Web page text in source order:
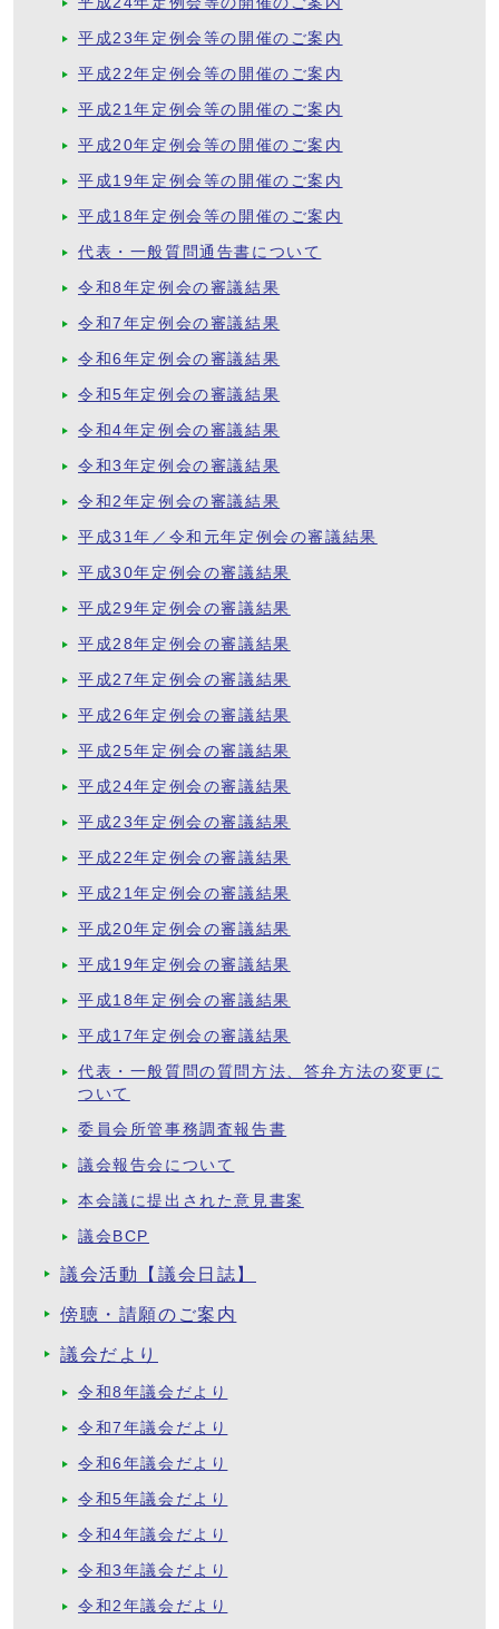
平成23年定例会等の開催のご案内
平成22年定例会等の開催のご案内
平成21年定例会等の開催のご案内
平成20年定例会等の開催のご案内
平成19年定例会等の開催のご案内
平成18年定例会等の開催のご案内
代表・一般質問通告書について
令和8年定例会の審議結果
令和7年定例会の審議結果
令和6年定例会の審議結果
令和5年定例会の審議結果
令和4年定例会の審議結果
令和3年定例会の審議結果
令和2年定例会の審議結果
平成31年／令和元年定例会の審議結果
平成30年定例会の審議結果
平成29年定例会の審議結果
平成28年定例会の審議結果
平成27年定例会の審議結果
平成26年定例会の審議結果
平成25年定例会の審議結果
平成24年定例会の審議結果
平成23年定例会の審議結果
平成22年定例会の審議結果
平成21年定例会の審議結果
平成20年定例会の審議結果
平成19年定例会の審議結果
平成18年定例会の審議結果
平成17年定例会の審議結果
代表・一般質問の質問方法、答弁方法の変更に
ついて
委員会所管事務調査報告書
議会報告会について
本会議に提出された意見書案
議会BCP
議会活動【議会日誌】
傍聴・請願のご案内
議会だより
令和8年議会だより
令和7年議会だより
令和6年議会だより
令和5年議会だより
令和4年議会だより
令和3年議会だより
令和2年議会だより